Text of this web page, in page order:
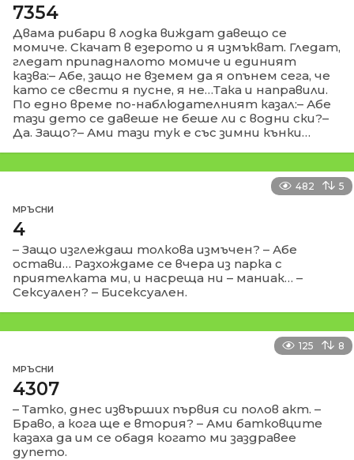
7354
Двама рибари в лодка виждат давещо се
момиче. Скачат в езерото и я измъкват. Гледат,
гледат припадналото момиче и единият
казва:– Абе, защо не вземем да я опънем сега, че
като се свести я пусне, я не…Така и направили.
По едно време по-наблюдателният казал:– Абе
тази дето се давеше не беше ли с водни ски?–
Да. Защо?– Ами тази тук е със зимни кънки…
482 5
МРЪСНИ
4
– Защо изглеждаш толкова измъчен? – Абе
остави… Разхождаме се вчера из парка с
приятелката ми, и насреща ни – маниак… –
Сексуален? – Бисексуален.
125 8
МРЪСНИ
4307
– Татко, днес извърших първия си полов акт. –
Браво, а кога ще е втория? – Ами батковците
казаха да им се обадя когато ми заздравее
дупето.